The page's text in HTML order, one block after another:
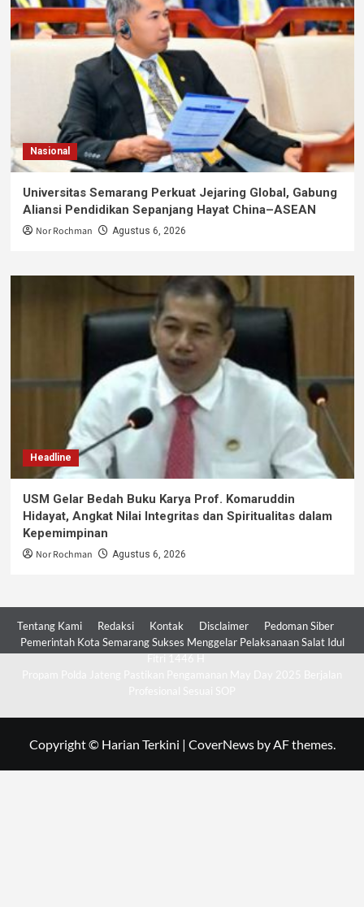
Nasional
Universitas Semarang Perkuat Jejaring Global, Gabung
Aliansi Pendidikan Sepanjang Hayat China–ASEAN
Nor Rochman Agustus 6, 2026
Headline
USM Gelar Bedah Buku Karya Prof. Komaruddin
Hidayat, Angkat Nilai Integritas dan Spiritualitas dalam
Kepemimpinan
Nor Rochman Agustus 6, 2026
Tentang Kami Redaksi Kontak Disclaimer
Pedoman Siber
Pemerintah Kota Semarang Sukses Menggelar Pelaksanaan Salat Idul
Copyright © Harian Terkini | CoverNewsby AF themes.